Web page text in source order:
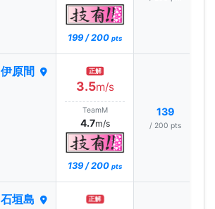
199 / 200 pts
伊原間 正解
3.5m/s
TeamM
4.7m/s
139 / 200 pts
139
/ 200 pts
石垣島 正解